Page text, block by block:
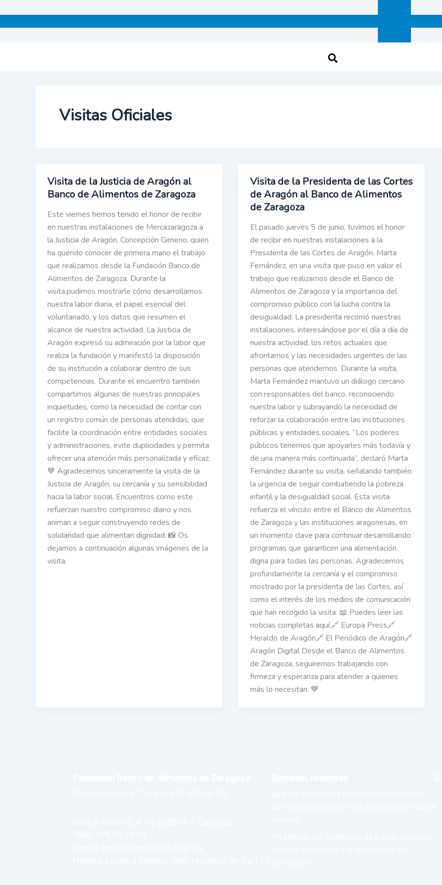
Visitas Oficiales
Visita de la Justicia de Aragón al
Banco de Alimentos de Zaragoza
Este viernes hemos tenido el honor de recibir
en nuestras instalaciones de Mercazaragoza a
la Justicia de Aragón, Concepción Gimeno, quien
ha querido conocer de primera mano el trabajo
que realizamos desde la Fundación Banco de
Alimentos de Zaragoza. Durante la
visita,pudimos mostrarle cómo desarrollamos
nuestra labor diaria, el papel esencial del
voluntariado, y los datos que resumen el
alcance de nuestra actividad. La Justicia de
Aragón expresó su admiración por la labor que
realiza la fundación y manifestó la disposición
de su institución a colaborar dentro de sus
competencias. Durante el encuentro también
compartimos algunas de nuestras principales
inquietudes, como la necesidad de contar con
un registro común de personas atendidas, que
facilite la coordinación entre entidades sociales
y administraciones, evite duplicidades y permita
ofrecer una atención más personalizada y eficaz.
💙 Agradecemos sinceramente la visita de la
Justicia de Aragón, su cercanía y su sensibilidad
hacia la labor social. Encuentros como este
refuerzan nuestro compromiso diario y nos
animan a seguir construyendo redes de
solidaridad que alimentan dignidad. 📸 Os
dejamos a continuación algunas imágenes de la
visita.
Visita de la Presidenta de las Cortes
de Aragón al Banco de Alimentos
de Zaragoza
El pasado jueves 5 de junio, tuvimos el honor
de recibir en nuestras instalaciones a la
Presidenta de las Cortes de Aragón, Marta
Fernández, en una visita que puso en valor el
trabajo que realizamos desde el Banco de
Alimentos de Zaragoza y la importancia del
compromiso público con la lucha contra la
desigualdad. La presidenta recorrió nuestras
instalaciones, interesándose por el día a día de
nuestra actividad, los retos actuales que
afrontamos y las necesidades urgentes de las
personas que atendemos. Durante la visita,
Marta Fernández mantuvo un diálogo cercano
con responsables del banco, reconociendo
nuestra labor y subrayando la necesidad de
reforzar la colaboración entre las instituciones
públicas y entidades sociales. “Los poderes
públicos tenemos que apoyarles más todavía y
de una manera más continuada”, declaró Marta
Fernández durante su visita, señalando también
la urgencia de seguir combatiendo la pobreza
infantil y la desigualdad social. Esta visita
refuerza el vínculo entre el Banco de Alimentos
de Zaragoza y las instituciones aragonesas, en
un momento clave para continuar desarrollando
programas que garanticen una alimentación
digna para todas las personas. Agradecemos
profundamente la cercanía y el compromiso
mostrado por la presidenta de las Cortes, así
como el interés de los medios de comunicación
que han recogido la visita: 📖 Puedes leer las
noticias completas aquí:🔗 Europa Press🔗
Heraldo de Aragón🔗 El Periódico de Aragón🔗
Aragón Digital Desde el Banco de Alimentos
de Zaragoza, seguiremos trabajando con
firmeza y esperanza para atender a quienes
más lo necesitan. 💙